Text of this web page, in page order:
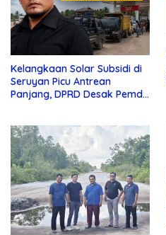
Kelangkaan Solar Subsidi di
Seruyan Picu Antrean
Panjang, DPRD Desak Pemda